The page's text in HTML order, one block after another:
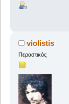
violistis
Περαστικός